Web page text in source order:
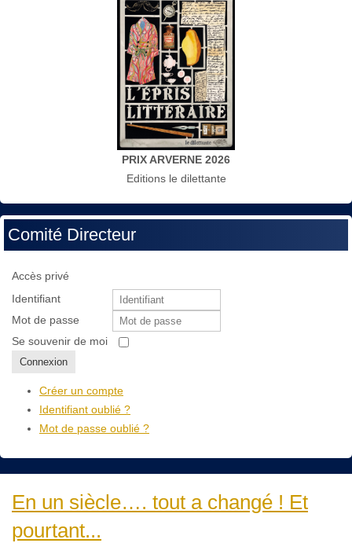
PRIX ARVERNE 2026
Editions le dilettante
Comité Directeur
Accès privé
Identifiant
Mot de passe
Se souvenir de moi
Connexion
Créer un compte
Identifiant oublié ?
Mot de passe oublié ?
En un siècle…. tout a changé ! Et
pourtant...